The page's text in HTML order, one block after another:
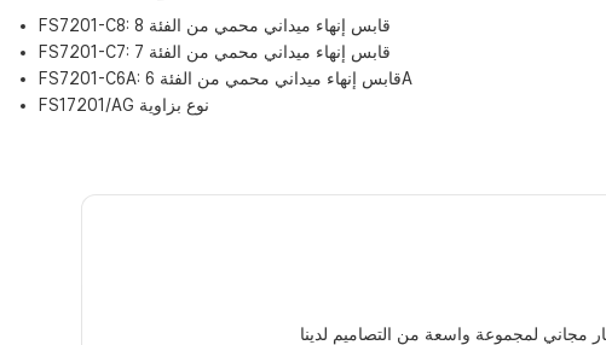
FS7201-C8: قابس إنهاء ميداني محمي من الفئة 8
FS7201-C7: قابس إنهاء ميداني محمي من الفئة 7
FS7201-C6A: قابس إنهاء ميداني محمي من الفئة 6A
FS17201/AG نوع بزاوية